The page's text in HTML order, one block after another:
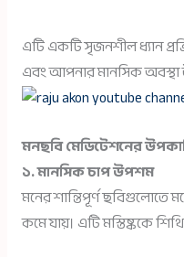
এটি একটি সৃজনশীল ধ্যান
এবং আপনার মানসিক অবস্থা
মনছবি মেডিটেশনের
১. মানসিক চাপ উপশম
মনের শান্তিপূর্ণ ছবিগুলোতে
কমে যায়। এটি মস্তিষ্ককে